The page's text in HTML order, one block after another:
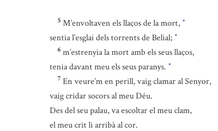
5 M’envoltaven els llaços de la mort, *
sentia l’esglai dels torrents de Belial; *
6 m’estrenyia la mort amb els seus llaços,
tenia davant meu els seus paranys. *
7 En veure’m en perill, vaig clamar al Senyor,
vaig cridar socors al meu Déu.
Des del seu palau, va escoltar el meu clam,
el meu crit li arribà al cor.